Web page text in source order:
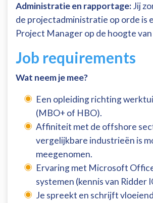
Administratie en rapportage:Jij
de projectadministratie op orde is
Project Manager op de hoogte
Job requirements
Wat neem je mee?
Een opleiding richting
(MBO+ of HBO).
Affiniteit met de offshore
vergelijkbare industrieën is
meegenomen.
Ervaring met Microsoft
systemen (kennis van Ridder
Je spreekt en schrijft